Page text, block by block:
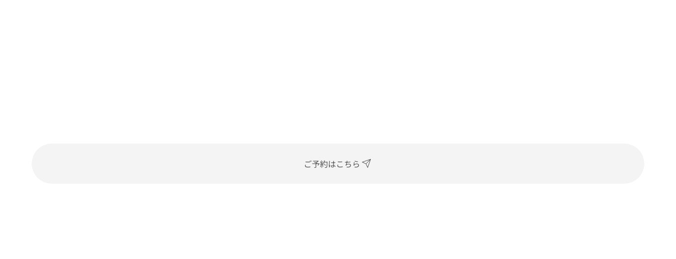
ご予約はこちら